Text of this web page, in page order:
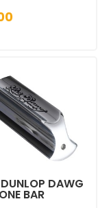
DAWG
BAR